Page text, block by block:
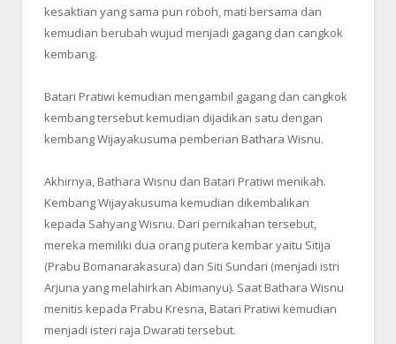
kesaktian yang sama pun roboh, mati bersama dan
kemudian berubah wujud menjadi gagang dan cangkok
kembang.
Batari Pratiwi kemudian mengambil gagang dan cangkok
kembang tersebut kemudian dijadikan satu dengan
kembang Wijayakusuma pemberian Bathara Wisnu.
Akhirnya, Bathara Wisnu dan Batari Pratiwi menikah.
Kembang Wijayakusuma kemudian dikembalikan
kepada Sahyang Wisnu. Dari pernikahan tersebut,
mereka memiliki dua orang putera kembar yaitu Sitija
(Prabu Bomanarakasura) dan Siti Sundari (menjadi istri
Arjuna yang melahirkan Abimanyu). Saat Bathara Wisnu
menitis kepada Prabu Kresna, Batari Pratiwi kemudian
menjadi isteri raja Dwarati tersebut.